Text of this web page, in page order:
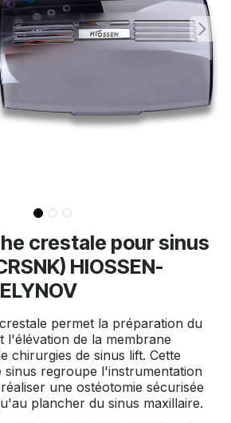
crestale pour sinus
HIOSSEN-
permet la préparation du
l'élévation de la membrane
chirurgies de sinus lift. Cette
sinus regroupe l'instrumentation
une ostéotomie sécurisée
plancher du sinus maxillaire.